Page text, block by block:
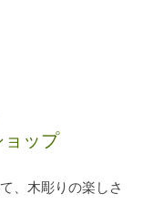
ョップ
、木彫りの楽しさ